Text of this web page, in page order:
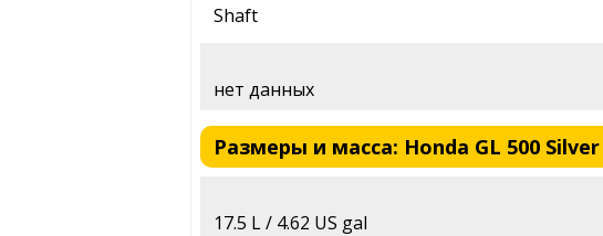
Shaft
нет данных
Размеры и масса: Honda GL 500
17.5 L / 4.62 US gal